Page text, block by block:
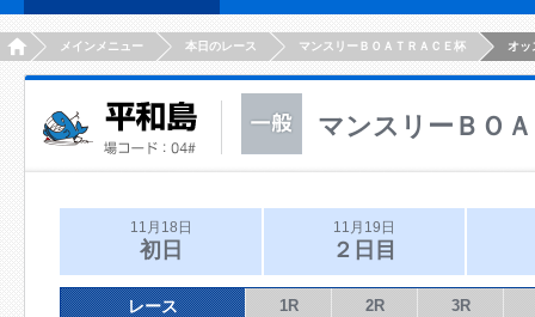
HOMEメインメニュー 本日のレース マンスリーＢＯＡＴＲＡＣＥ杯 オッ
マンスリーＢＯ
11月18日
初日
11月19日
２日目
レース 1R 2R 3R